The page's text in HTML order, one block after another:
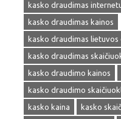
kasko draudimas
kasko draudimas kainos
kasko draudimas lietuvos
kasko draudimas
kasko draudimo kainos
kasko draudimo
kasko kaina
kasko